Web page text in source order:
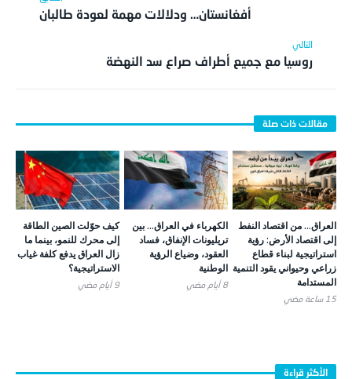
أفغانستان… ودلالات مهمة لعودة طالبان
روسيا مع جميع أطراف صراع سد النهضة
العراق… من اقتصاد النفط
إلى اقتصاد الأرض: رؤية
استراتيجية لبناء قطاع
زراعي وحيواني يقود التنمية
المستدامة
15 ساعة ‎مضي
الكهرباء في العراق… بين
تريليونات الإنفاق، فساد
العقود، وضياع الرؤية
الوطنية
8 أيام ‎مضي
كيف حوّلت الصين الطاقة
إلى محرك للنمو، بينما ما
زال العراق يدفع كلفة غياب
الاستراتيجية؟
9 أيام ‎مضي
الأكثر قراءة